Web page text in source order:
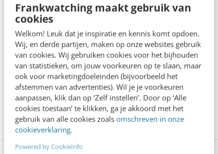
Frankwatching maakt gebruik van
cookies
Welkom! Leuk dat je inspiratie en kennis komt opdoen.
Wij, en derde partijen, maken op onze websites gebruik
van cookies. Wij gebruiken cookies voor het bijhouden
van statistieken, om jouw voorkeuren op te slaan, maar
ook voor marketingdoeleinden (bijvoorbeeld het
afstemmen van advertenties). Wil je je voorkeuren
aanpassen, klik dan op ‘Zelf instellen’. Door op ‘Alle
cookies toestaan’ te klikken, ga je akkoord met het
gebruik van alle cookies zoals omschreven in onze
cookieverklaring.
Powered by CookieInfo
Online marketing
Reisaanbieders Reisassistent
Reisorganisaties Reizen Tech
Technologie Travel Treinen
TripIt